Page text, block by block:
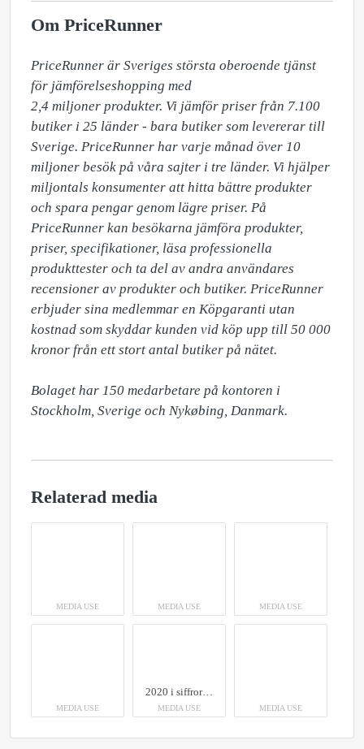
Om PriceRunner
PriceRunner är Sveriges största oberoende tjänst
för jämförelseshopping med
2,4 miljoner produkter. Vi jämför priser från 7.100
butiker i 25 länder - bara butiker som levererar till
Sverige. PriceRunner har varje månad över 10
miljoner besök på våra sajter i tre länder. Vi hjälper
miljontals konsumenter att hitta bättre produkter
och spara pengar genom lägre priser. På
PriceRunner kan besökarna jämföra produkter,
priser, specifikationer, läsa professionella
produkttester och ta del av andra användares
recensioner av produkter och butiker. PriceRunner
erbjuder sina medlemmar en Köpgaranti utan
kostnad som skyddar kunden vid köp upp till 50 000
kronor från ett stort antal butiker på nätet.
Bolaget har 150 medarbetare på kontoren i
Relaterad media
MEDIA USE MEDIA USE MEDIA USE
MEDIA USE
2020 i siffror - det här näthandlade svenskarna mest
MEDIA USE MEDIA USE